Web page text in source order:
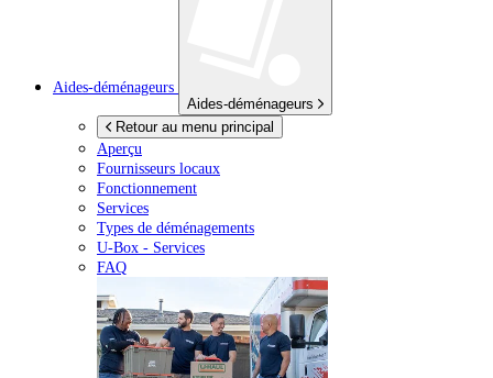
Aides-déménageurs
Aides-déménageurs
Retour au menu principal
Aperçu
Fournisseurs locaux
Fonctionnement
Services
Types de déménagements
U-Box - Services
FAQ